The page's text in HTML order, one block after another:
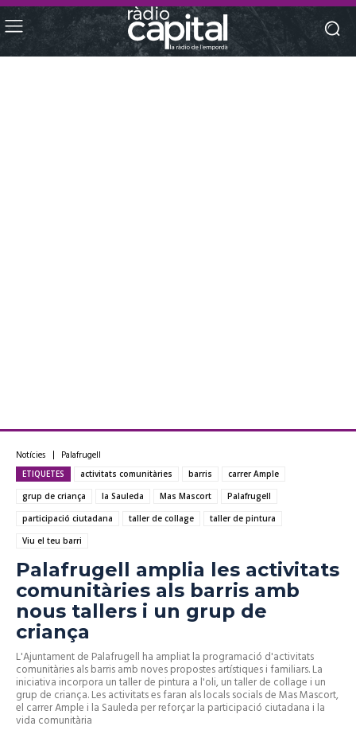
Notícies Palafrugell
ETIQUETES activitats comunitàries barris
carrer Ample
grup de criança
la Sauleda Mas Mascort
Palafrugell
participació ciutadana
taller de collage
taller de pintura
Viu el teu barri
Palafrugell amplia les activitats
comunitàries als barris amb
nous tallers i un grup de
criança
L'Ajuntament de Palafrugell ha ampliat la programació d'activitats
comunitàries als barris amb noves propostes artístiques i familiars. La
iniciativa incorpora un taller de pintura a l'oli, un taller de collage i un
grup de criança. Les activitats es faran als locals socials de Mas Mascort,
el carrer Ample i la Sauleda per reforçar la participació ciutadana i la
vida comunitària